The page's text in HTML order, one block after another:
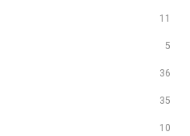
11
5
36
35
10